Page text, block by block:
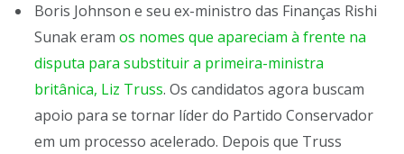
Boris Johnson e seu ex-ministro das Finanças Rishi
Sunak eram os nomes que apareciam à frente na
disputa para substituir a primeira-ministra
britânica, Liz Truss. Os candidatos agora buscam
apoio para se tornar líder do Partido Conservador
em um processo acelerado. Depois que Truss